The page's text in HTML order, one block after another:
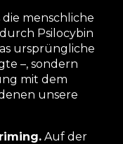
die menschliche
Psilocybin
ursprüngliche
–, sondern
mit dem
unsere
Auf der